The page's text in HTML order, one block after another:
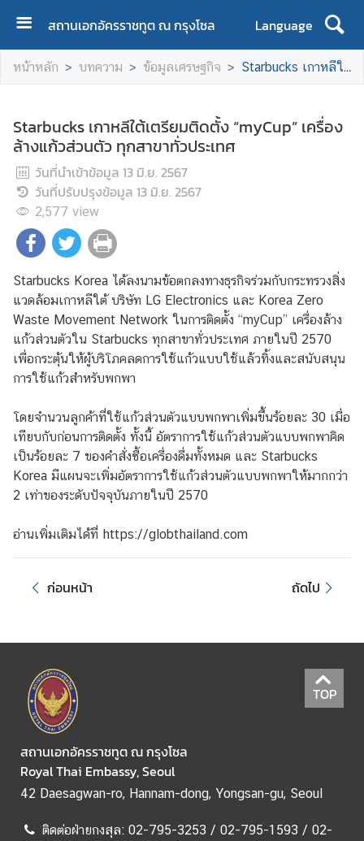
สถานเอกอัครราชทูต ณ กรุงโซล
Language
ห
น้
ลั
ก
ข้
อ
มู
ล
ถ
า
น
เ
อ
ก
ค
ร
ร
า
ช
ต
า
ร
ป
ร
ะ
ช
ช
น
หน้าหลัก บทความ ข้อมูลเศรษฐกิจ Starbucks เกาหลีใต้เตรียมติดตั้ง “myCup” เครื่องล้างแก้วส่วนตัว ทุกสาขาทั่วประเทศ
Starbucks เกาหลีใต้เตรียมติดตั้ง “myCup” เครื่อง
ล้างแก้วส่วนตัว ทุกสาขาทั่วประเทศ
วันที่นำเข้าข้อมูล 13 มิ.ย. 2567
วันที่ปรับปรุงข้อมูล 13 มิ.ย. 2567
2,577 view
Starbucks Korea ได้ลงนามข้อตกลงทางธุรกิจร่วมกับกระทรวงสิ่ง
แวดล้อมเกาหลีใต้ บริษัท LG Electronics และ Korea Zero
Waste Movement Network ในการติดตั้ง “myCup” เครื่องล้าง
แก้วส่วนตัวใน Starbucks ทุกสาขาทั่วประเทศ ภายในปี 2570
เพื่อกระตุ้นให้ผู้บริโภคลดการใช้แก้วแบบใช้แล้วทิ้งและสนับสนุน
การใช้แก้วสําหรับพกพา
โดยจำนวนลูกค้าที่ใช้แก้วส่วนตัวแบบพกพาเพิ่มขึ้นร้อยละ 30 เมื่อ
เทียบกับก่อนการติดตั้ง ทั้งนี้ อัตราการใช้แก้วส่วนตัวแบบพกพาคิด
เป็นร้อยละ 7 ของคําสั่งซื้อเครื่องดื่มทั้งหมด และ Starbucks
Korea มีแผนจะเพิ่มอัตราการใช้แก้วส่วนตัวแบบพกพาให้มากกว่า
2 เท่าของระดับปัจจุบันภายในปี 2570
อ่านเพิ่มเติมได้ที่ https://globthailand.com
ก่อนหน้า ถัดไป
TOP
สถานเอกอัครราชทูต ณ กรุงโซล
Royal Thai Embassy, Seoul
42 Daesagwan-ro, Hannam-dong, Yongsan-gu, Seoul
ติดต่อฝ่ายกงสุล: 02-795-3253 / 02-795-1593 / 02-